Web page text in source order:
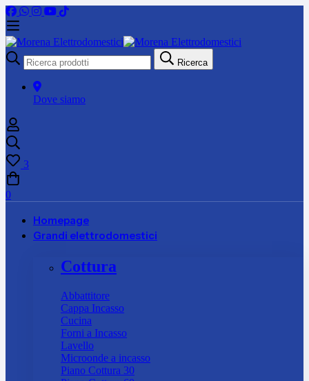
Ricerca
per:
Ricerca
Dove siamo
3
0
Homepage
Grandi elettrodomestici
Cottura
Abbattitore
Cappa Incasso
Cucina
Forni a Incasso
Lavello
Microonde a incasso
Piano Cottura 30